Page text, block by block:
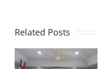
Related Posts